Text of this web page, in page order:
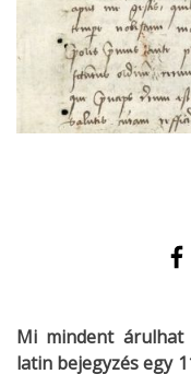
Mi mindent
latin bejegyzés egy